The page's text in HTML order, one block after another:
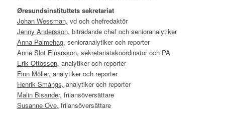
Øresundsinstituttets sekretariat
Johan Wessman, vd och chefredaktör
Jenny Andersson, biträdande chef och senioranalytiker
Anna Palmehag, senioranalytiker och reporter
Anne Slot Einarsson, sekretariatskoordinator och PA
Erik Ottosson, analytiker och reporter
Finn Möller, analytiker och reporter
Henrik Smångs, analytiker och reporter
Malin Bisander, frilansöversättare
Susanne Ove, frilansöversättare